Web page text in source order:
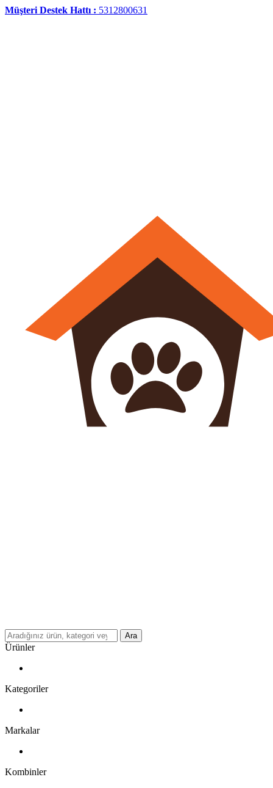
Müşteri Destek Hattı : 5312800631
Ara
Ürünler
Kategoriler
Markalar
Kombinler